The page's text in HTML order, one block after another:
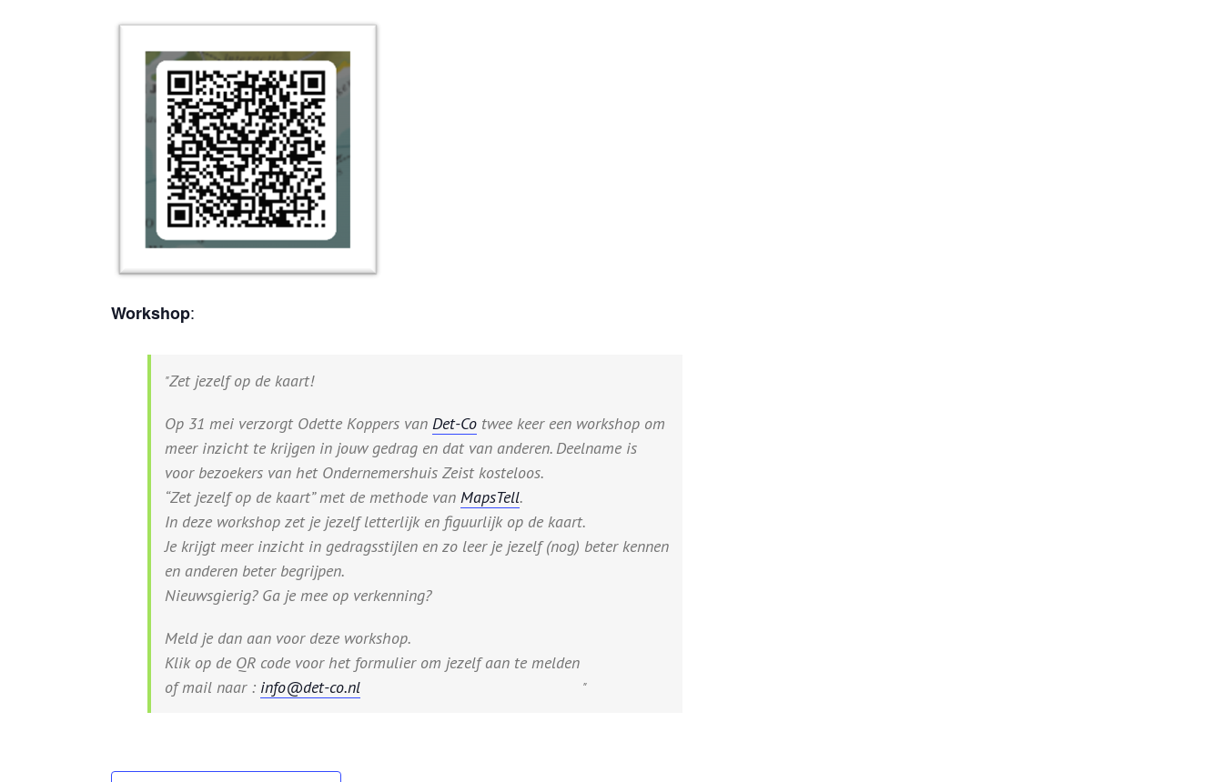
Workshop:
Zet jezelf op de kaart!
Op 31 mei verzorgt Odette Koppers van Det-Co twee keer een workshop om
meer inzicht te krijgen in jouw gedrag en dat van anderen. Deelname is
voor bezoekers van het Ondernemershuis Zeist kosteloos.
“Zet jezelf op de kaart” met de methode van MapsTell.
In deze workshop zet je jezelf letterlijk en figuurlijk op de kaart.
Je krijgt meer inzicht in gedragsstijlen en zo leer je jezelf (nog) beter kennen
en anderen beter begrijpen.
Nieuwsgierig? Ga je mee op verkenning?
Meld je dan aan voor deze workshop.
Klik op de QR code voor het formulier om jezelf aan te melden
of mail naar : info@det-co.nl